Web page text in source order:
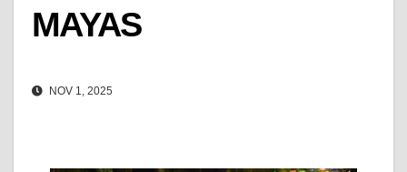
MAYAS
NOV 1, 2025